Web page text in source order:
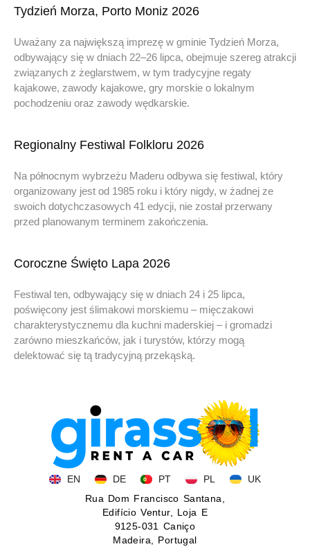
Tydzień Morza, Porto Moniz 2026
Uważany za największą imprezę w gminie Tydzień Morza,
odbywający się w dniach 22–26 lipca, obejmuje szereg atrakcji
związanych z żeglarstwem, w tym tradycyjne regaty
kajakowe, zawody kajakowe, gry morskie o lokalnym
pochodzeniu oraz zawody wędkarskie.
Regionalny Festiwal Folkloru 2026
Na północnym wybrzeżu Maderu odbywa się festiwal, który
organizowany jest od 1985 roku i który nigdy, w żadnej ze
swoich dotychczasowych 41 edycji, nie został przerwany
przed planowanym terminem zakończenia.
Coroczne Święto Lapa 2026
Festiwal ten, odbywający się w dniach 24 i 25 lipca,
poświęcony jest ślimakowi morskiemu – mięczakowi
charakterystycznemu dla kuchni maderskiej – i gromadzi
zarówno mieszkańców, jak i turystów, którzy mogą
delektować się tą tradycyjną przekąską.
EN DE PT PL
UK
Rua Dom Francisco Santana,
Edifício Ventur, Loja E
9125-031 Caniço
Madeira, Portugal